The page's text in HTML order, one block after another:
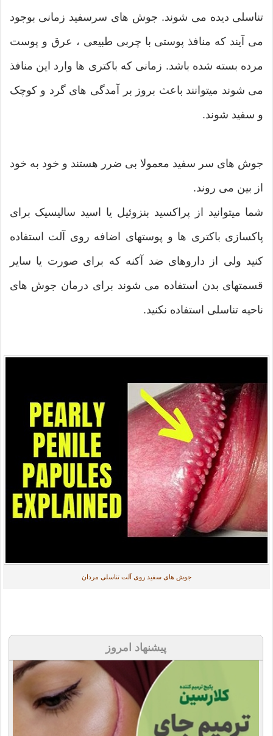
تناسلی دیده می شوند. جوش های سرسفید زمانی بوجود
می آیند که منافذ پوستی با چربی طبیعی ، عرق و پوست
مرده بسته شده باشد. زمانی که باکتری ها وارد این منافذ
می شوند میتوانند باعث بروز بر آمدگی های گرد و کوچک
و سفید شوند.
جوش های سر سفید معمولا بی ضرر هستند و خود به خود
از بین می روند.
شما میتوانید از پراکسید بنزوئیل یا اسید سالیسیک برای
پاکسازی باکتری ها و پوستهای اضافه روی آلت استفاده
کنید ولی از داروهای ضد آکنه که برای صورت یا سایر
قسمتهای بدن استفاده می شوند برای درمان جوش های
ناحیه تناسلی استفاده نکنید.
جوش های سفید روی آلت تناسلی مردان
پیشنهاد امروز